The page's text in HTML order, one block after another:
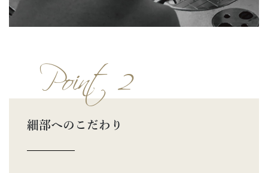
Point 2
細部へのこだわり